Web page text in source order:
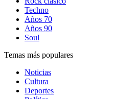
Techno
Años 70
Años 90
Soul
Temas más populares
Noticias
Cultura
Deportes